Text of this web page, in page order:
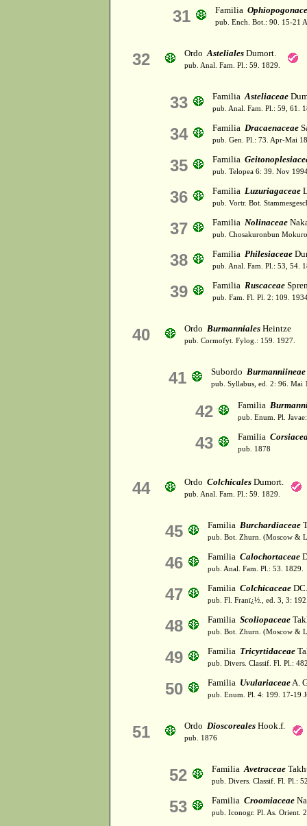
31 Familia
pub. Ench. Bot.: 90. 15-21
32 OrdoAsteliales Dumort.
pub. Anal. Fam. Pl.: 59. 1829.
33 FamiliaAsteliaceae
pub. Anal. Fam. Pl.: 59, 61.
34 Familia Dracaenaceae
pub. Gen. Pl.: 73. Apr-Mai
35 Familia
pub. Telopea 6: 39. Nov
36 Familia Luzuriagaceae
pub. Vortr. Bot.
37 Familia Nolinaceae
pub. Chosakuronbun
38 Familia Philesiaceae
pub. Anal. Fam. Pl.: 53, 54.
39 Familia Ruscaceae
pub. Fam. Fl. Pl. 2: 109.
40 Ordo Burmanniales Heintze
pub. Cormofyt. Fylog.: 159. 1927.
41 Subordo Burmanniineae
pub. Syllabus, ed. 2: 96. Mai
42 Familia
pub. Enum. Pl.
43 Familia
pub. 1878
44 Ordo Colchicales Dumort.
pub. Anal. Fam. Pl.: 59. 1829.
45 Familia Burchardiaceae
pub. Bot. Zhurn. (Moscow &
46 Familia Calochortaceae
pub. Anal. Fam. Pl.: 53. 1829.
47 Familia Colchicaceae
pub. Fl. Franï¿½., ed. 3, 3:
48 Familia Scoliopaceae
pub. Bot. Zhurn. (Moscow &
49 Familia Tricyrtidaceae
pub. Divers. Classif. Fl. Pl.:
50 Familia UvulariaceaeA.
pub. Enum. Pl. 4: 199. 17-19
51 Ordo Dioscoreales Hook.f.
pub. 1876
52 FamiliaAvetraceae
pub. Divers. Classif. Fl. Pl.:
53 Familia Croomiaceae
pub. Iconogr. Pl. As. Orient.